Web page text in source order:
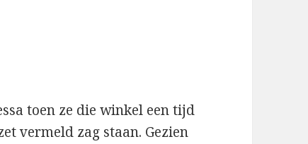
toen ze die winkel een tijd
vermeld zag staan. Gezien